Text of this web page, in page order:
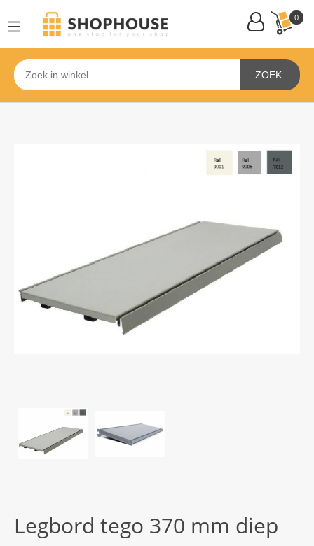
0
ZOEK
Legbord tego 370 mm diep